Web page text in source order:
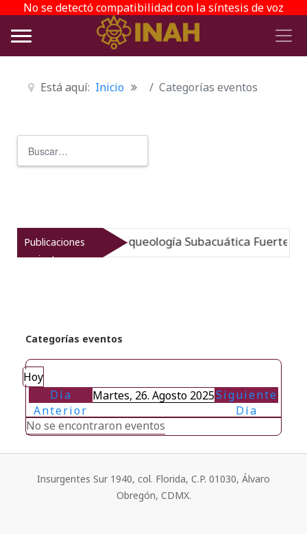
No se detectó compatibilidad con la síntesis de voz
Está aquí: Inicio Categorías eventos
Publicaciones
recientes
Museo de Arqueología Subacuática Fuerte de
Categorías eventos
Hoy
Día
Anterior
Martes, 26. Agosto 2025Siguiente
Día
No se encontraron eventos
Insurgentes Sur 1940, col. Florida, C.P. 01030, Álvaro
Obregón, CDMX.